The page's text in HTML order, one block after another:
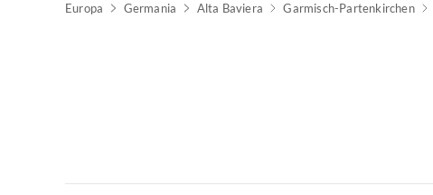
Europa Germania Alta Baviera Garmisch-Partenkirchen